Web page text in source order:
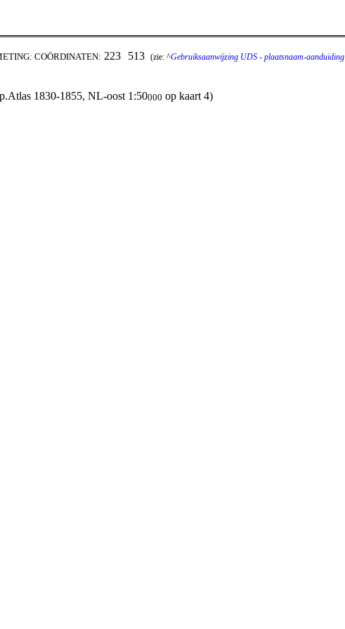
COÖRDINATEN: 223 513 (zie: ^Gebruiksaanwijzing UDS - plaatsnaam-aanduiding
1830-1855, NL-oost 1:50000 op kaart 4)